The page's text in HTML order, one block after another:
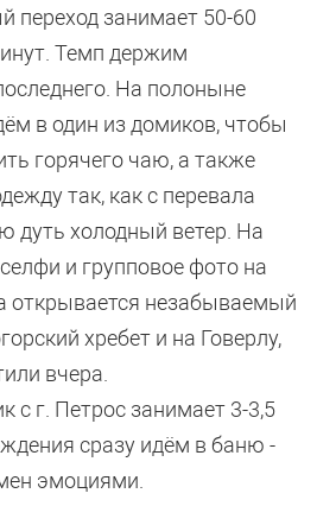
переход занимает 50-60
Темп держим
На полоныне
в один из домиков, чтобы
горячего чаю, а также
так, как с перевала
дуть холодный ветер. На
и групповое фото на
открывается незабываемый
хребет и на Говерлу,
вчера.
с г. Петрос занимает 3-3,5
сразу идём в баню -
эмоциями.